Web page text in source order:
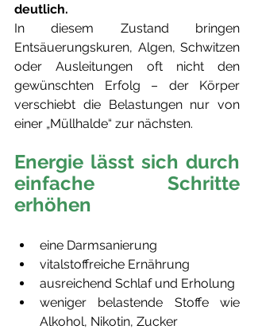
deutlich.
In diesem Zustand bringen
Entsäuerungskuren, Algen, Schwitzen
oder Ausleitungen oft nicht den
gewünschten Erfolg – der Körper
verschiebt die Belastungen nur von
einer „Müllhalde“ zur nächsten.
Energie lässt sich durch
einfache Schritte
erhöhen
eine Darmsanierung
vitalstoffreiche Ernährung
ausreichend Schlaf und Erholung
weniger belastende Stoffe wie
Alkohol, Nikotin, Zucker